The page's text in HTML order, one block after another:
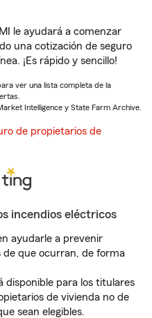
le ayudará a comenzar
una cotización de seguro
¡Es rápido y sencillo!
ver una lista completa de la
Intelligence y State Farm Archive.
de propietarios de
incendios eléctricos
ayudarle a prevenir
de que ocurran, de forma
disponible para los titulares
de vivienda no de
sean elegibles.